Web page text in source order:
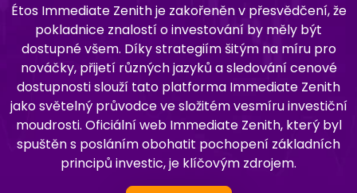
Étos Immediate Zenith je zakořeněn v přesvědčení, že
pokladnice znalostí o investování by měly být
dostupné všem. Díky strategiím šitým na míru pro
nováčky, přijetí různých jazyků a sledování cenové
dostupnosti slouží tato platforma Immediate Zenith
jako světelný průvodce ve složitém vesmíru investiční
moudrosti. Oficiální web Immediate Zenith, který byl
spuštěn s posláním obohatit pochopení základních
principů investic, je klíčovým zdrojem.